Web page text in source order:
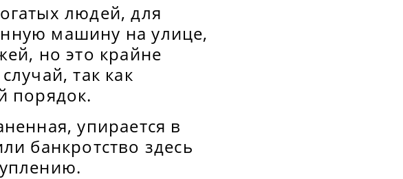
людей, для
машину на улице,
но это крайне
так как
порядок.
упирается в
банкротство здесь